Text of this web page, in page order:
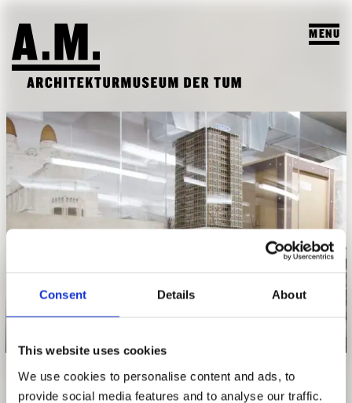
Consent Details About
This website uses cookies
We use cookies to personalise content and ads, to
provide social media features and to analyse our traffic.
MENU
BESUCH
AUSSTELLUNGEN & PROGRAMM
PROGRAMM
VORSCHAU
ARCHIV VERANSTALTUNGEN
A.M. ARCHIV & LEHRE
STUDENTISCHE ARBEITEN
FREUNDESKREIS ARCHITEKTURMUSEUM TUM
RESTAURIERUNGSWERKSTATT